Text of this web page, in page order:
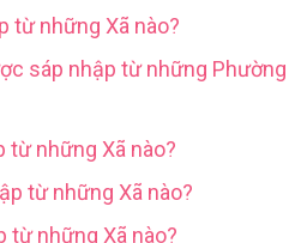
từ những Xã nào?
sáp nhập từ những Phường
từ những Xã nào?
từ những Xã nào?
từ những Xã nào?